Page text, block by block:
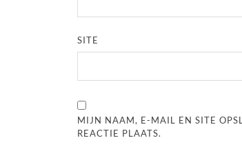
SITE
MIJN NAAM, E-MAIL EN SITE
REACTIE PLAATS.